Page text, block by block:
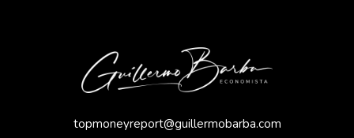
topmoneyreport@guillermobarba.com